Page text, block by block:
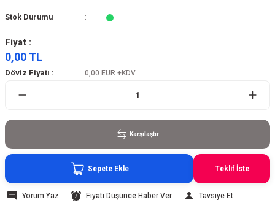
Stok Durumu
Fiyat :
0,00 TL
Döviz Fiyatı : 0,00 EUR +KDV
Karşılaştır
Sepete Ekle Teklif İste
Yorum Yaz Fiyatı Düşünce Haber Ver Tavsiye Et